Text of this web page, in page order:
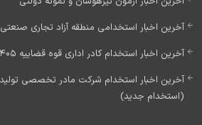
آخرین اخبار استخدامی منطقه آزاد تجاری صنعتی 1405
آخرین اخبار استخدام کادر اداری قوه قضاییه 1405 (به زودی)
(استخدام جدید)